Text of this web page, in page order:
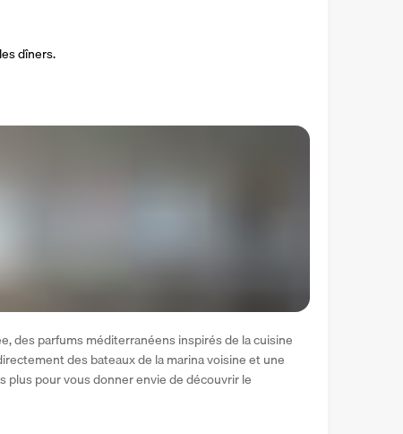
dîners.
des parfums méditerranéens inspirés de la cuisine
des bateaux de la marina voisine et une
plus pour vous donner envie de découvrir le